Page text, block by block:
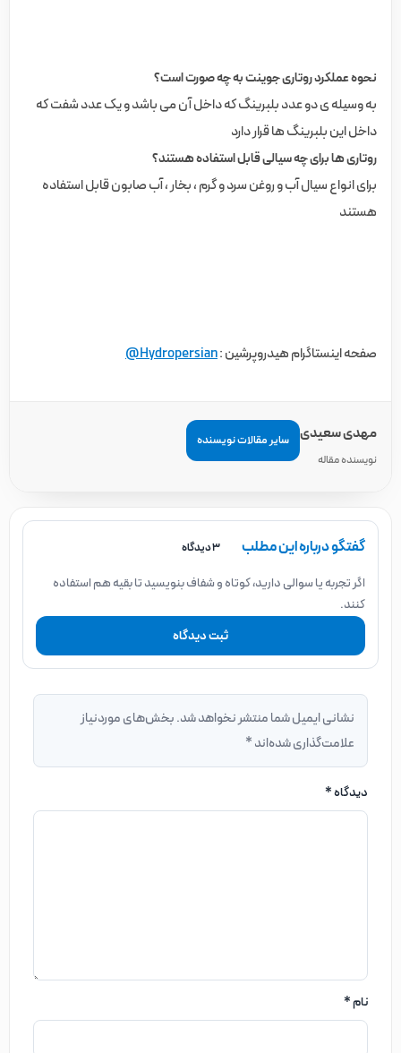
نحوه عملکرد روتاری جوینت به چه صورت است؟
به وسیله ی دو عدد بلبرینگ که داخل آن می باشد و یک عدد شفت که
داخل این بلبرینگ ها قرار دارد
روتاری ها برای چه سیالی قابل استفاده هستند؟
برای انواع سیال آب و روغن سرد و گرم ، بخار ، آب صابون قابل استفاده
هستند
صفحه اینستاگرام هیدروپرشین :Hydropersian@
مهدی سعیدی
نویسنده مقاله
سایر مقالات نویسنده
گفتگو درباره این مطلب 3 دیدگاه
اگر تجربه یا سوالی دارید، کوتاه و شفاف بنویسید تا بقیه هم استفاده
کنند.
ثبت دیدگاه
نشانی ایمیل شما منتشر نخواهد شد.بخش‌های موردنیاز
علامت‌گذاری شده‌اند*
دیدگاه*
نام*